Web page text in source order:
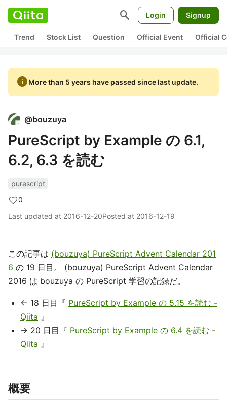
search Login Signup
Trend Stock List Question Official Event Official
infoMore than 5 years have passed since last update.
@bouzuya
PureScript by Example の 6.1,
6.2, 6.3 を読む
purescript
0
Last updated at 2016-12-20Posted at 2016-12-19
この記事は (bouzuya) PureScript Advent Calendar 201
6 の 19 日目。 (bouzuya) PureScript Advent Calendar
2016 は bouzuya の PureScript 学習の記録だ。
← 18 日目『 PureScript by Example の 5.15 を読む -
Qiita 』
→ 20 日目『 PureScript by Example の 6.4 を読む -
Qiita 』
概要